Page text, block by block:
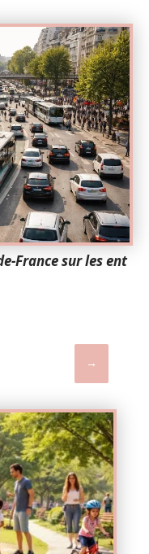
France sur les ent